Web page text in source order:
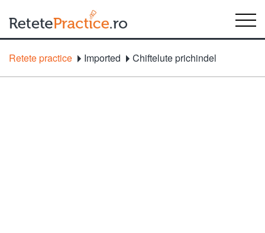
Retete practice Imported Chiftelute prichindel